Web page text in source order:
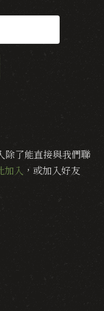
除了能直接與我們聯
加入 ，或加入好友